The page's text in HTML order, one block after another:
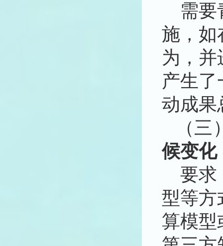
需要
施 ，
为，并
产生了
动成果
（三
候变化
要求
型等方
算模型